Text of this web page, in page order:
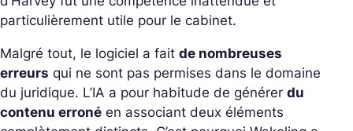
particulièrement utile pour le cabinet.
Malgré tout, le logiciel a fait de nombreuses
erreurs qui ne sont pas permises dans le domaine
du juridique. L’IA a pour habitude de générer du
contenu erroné en associant deux éléments